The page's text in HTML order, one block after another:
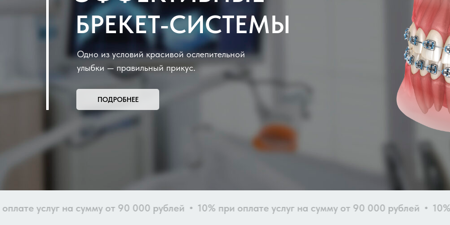
БРЕКЕТ-СИСТЕМЫ
Одно из условий красивой ослепительной
улыбки — правильный прикус.
ПОДРОБНЕЕ
услуг на сумму от 90 000 рублей 10% при оплате услуг на сумму от 90 000 рублей 10% при